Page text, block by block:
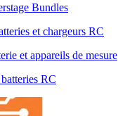
Bundles
et chargeurs RC
et appareils de mesure
RC